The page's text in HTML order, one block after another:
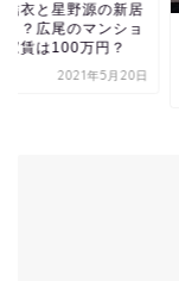
結衣と星野源の新居
こ？広尾のマンショ
家賃は100万円？
2021年5月20日